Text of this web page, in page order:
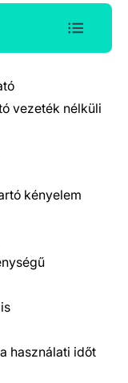
vezeték nélküli
kényelem
használati időt